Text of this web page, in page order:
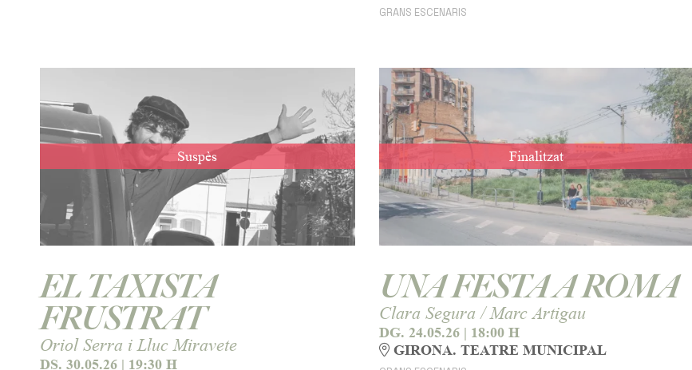
GRANS ESCENARIS
Suspès
EL TAXISTA
FRUSTRAT
Oriol Serra i Lluc Miravete
DS. 30.05.26 | 19:30 H
Finalitzat
UNA FESTA A ROMA
Clara Segura / Marc Artigau
DG. 24.05.26| 18:00 H
GIRONA. TEATRE MUNICIPAL